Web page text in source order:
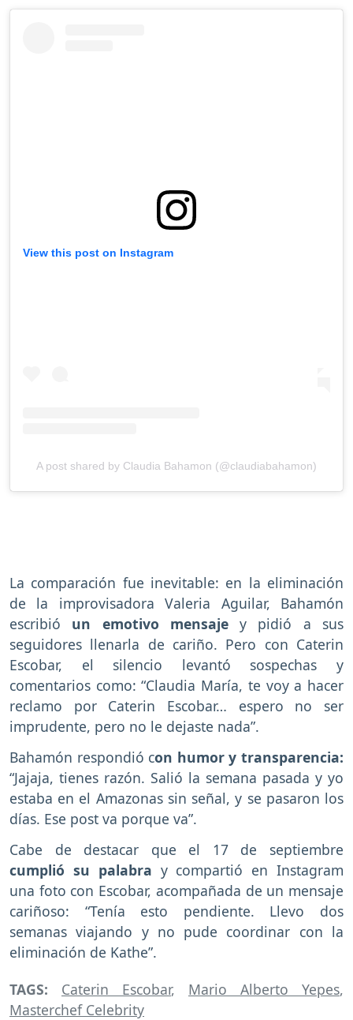
View this post on Instagram
A post shared by Claudia Bahamon (@claudiabahamon)
La comparación fue inevitable: en la eliminación
de la improvisadora Valeria Aguilar, Bahamón
escribió un emotivo mensajey pidió a sus
seguidores llenarla de cariño. Pero con Caterin
Escobar, el silencio levantó sospechas y
comentarios como: “Claudia María, te voy a hacer
reclamo por Caterin Escobar… espero no ser
imprudente, pero no le dejaste nada”.
Bahamón respondió con humor y transparencia:
“Jajaja, tienes razón. Salió la semana pasada y yo
estaba en el Amazonas sin señal, y se pasaron los
días. Ese post va porque va”.
Cabe de destacar que el 17 de septiembre
cumplió su palabra y compartió en Instagram
una foto con Escobar, acompañada de un mensaje
cariñoso: “Tenía esto pendiente. Llevo dos
semanas viajando y no pude coordinar con la
eliminación de Kathe”.
TAGS: Caterin Escobar, Mario Alberto Yepes,
Masterchef Celebrity